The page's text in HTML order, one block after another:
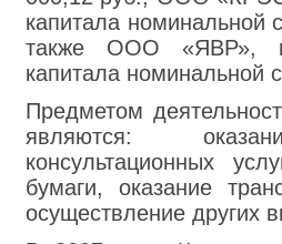
капитала номинальной
также ООО «ЯВР»,
капитала номинальной
Предметом
являются:
консультационных
бумаги, оказание
осуществление других